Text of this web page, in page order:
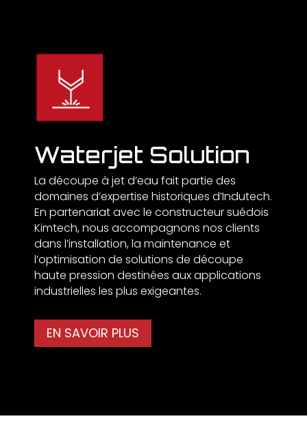
Waterjet Solution
La découpe à jet d’eau fait partie des
domaines d’expertise historiques d’Indutech.
En partenariat avec le constructeur suédois
Kimtech, nous accompagnons nos clients
dans l’installation, la maintenance et
l’optimisation de solutions de découpe
haute pression destinées aux applications
industrielles les plus exigeantes.
EN SAVOIR PLUS